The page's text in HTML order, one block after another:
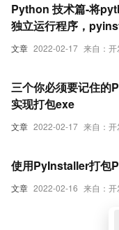
文章 2022-02-17 来自：
Python 技术篇-将
独立运行程序，
代码实例演示
文章 2022-02-17 来自：
三个你必须要记住
实现打包exe
文章 2022-02-16 来自：
使用PyInstaller打包